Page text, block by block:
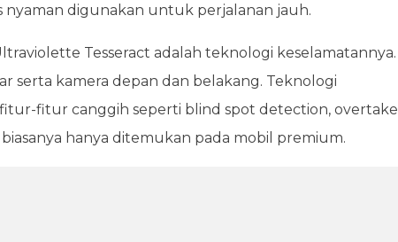
nyaman digunakan untuk perjalanan jauh.
Tesseract adalah teknologi keselamatannya.
serta kamera depan dan belakang. Teknologi
fitur canggih seperti blind spot detection, overtake
hanya ditemukan pada mobil premium.